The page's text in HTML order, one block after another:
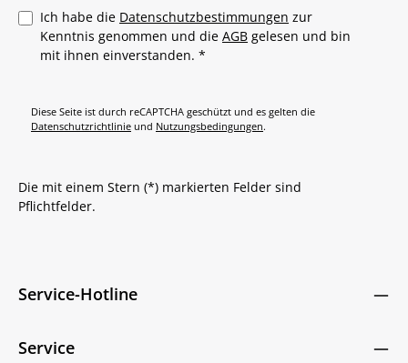
Ich habe die Datenschutzbestimmungen zur
Kenntnis genommen und die AGB gelesen und bin
mit ihnen einverstanden. *
Diese Seite ist durch reCAPTCHA geschützt und es gelten die
Datenschutzrichtlinie und Nutzungsbedingungen.
Die mit einem Stern (*) markierten Felder sind
Pflichtfelder.
Service-Hotline
Service